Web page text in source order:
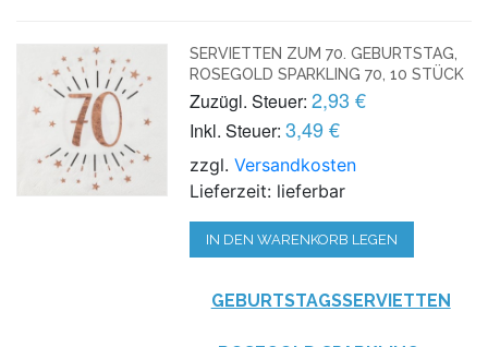
SERVIETTEN ZUM 70. GEBURTSTAG,
ROSEGOLD SPARKLING 70, 10 STÜCK
Zuzügl. Steuer: 2,93 €
Inkl. Steuer: 3,49 €
zzgl.Versandkosten
Lieferzeit: lieferbar
IN DEN WARENKORB LEGEN
GEBURTSTAGSSERVIETTEN